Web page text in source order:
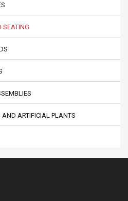
SEATING
AND ARTIFICIAL PLANTS